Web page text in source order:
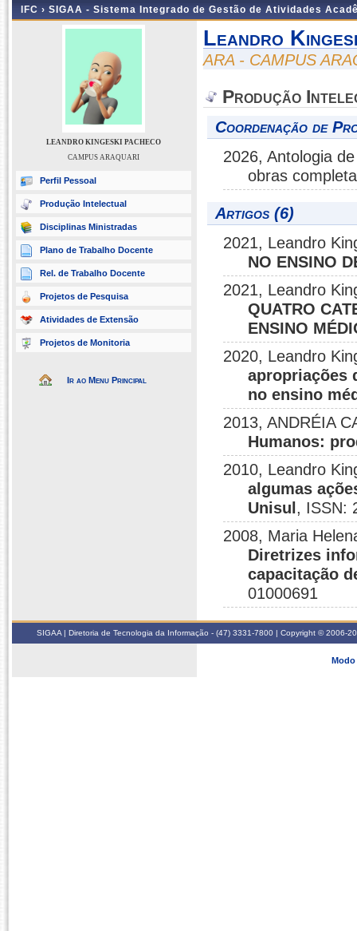
IFC › SIGAA - Sistema Integrado de Gestão de Atividades
LEANDRO KINGESKI PACHECO
CAMPUS ARAQUARI
Perfil Pessoal
Produção Intelectual
Disciplinas Ministradas
Plano de Trabalho Docente
Rel. de Trabalho Docente
Projetos de Pesquisa
Atividades de Extensão
Projetos de Monitoria
Ir ao Menu Principal
Leandro
ARA - CAMPUS
Produção
Coordenação de
2026, Antologia
obras
Artigos (6)
2021, Leandro
NO ENSINO
2021, Leandro
QUATRO
ENSINO
2020, Leandro
apropriações
no ensino
2013, ANDRÉIA
Humanos:
2010, Leandro
algumas
Unisul , ISSN:
2008, Maria
Diretrizes
capacitação
01000691
SIGAA | Diretoria de Tecnologia da Informação - (47) 3331-7800 | Copyright © 2006-
Modo